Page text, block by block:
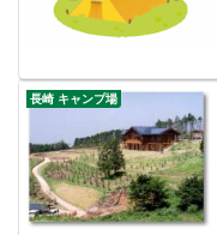
長崎 キャンプ場